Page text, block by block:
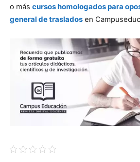
o más cursos homologados para
general de traslados en